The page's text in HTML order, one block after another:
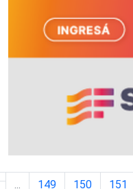
... 149 150 151